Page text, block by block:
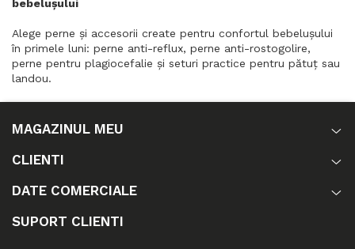
bebelușului
Alege perne și accesorii create pentru confortul bebelușului
în primele luni: perne anti-reflux, perne anti-rostogolire,
perne pentru plagiocefalie și seturi practice pentru pătuț sau
landou.
MAGAZINUL MEU
CLIENTI
DATE COMERCIALE
SUPORT CLIENTI